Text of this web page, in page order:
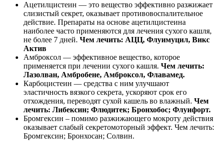
Ацетилцистеин — это вещество эффективно разжижает
слизистый секрет, оказывает противовоспалительное
действие. Препараты на основе ацетилцистеина
наиболее часто применяются для лечения сухого кашля,
не более 7 дней. Чем лечить: АЦЦ, Флуимуцил, Викс
Актив
Амброксол — эффективное вещество, которое
применяется при лечении сухого кашля. Чем лечить:
Лазолван, Амбробене, Амброксол, Флавамед.
Карбоцистеин — средства с ним улучшают
эластичность вязкого секрета, ускоряют срок его
отхождения, переводят сухой кашель во влажный. Чем
лечить: Либексин; Флюдитек; Бронхобос; Флуифорт.
Бромгексин – помимо разжижающего мокроту действия
оказывает слабый секретомоторный эффект. Чем лечить:
Бромгексин; Бронхосан; Солвин.